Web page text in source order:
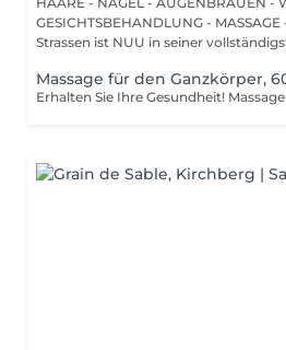
GESICHTSBEHANDLUNG -
Strassen ist NUU in seiner
Massage für den Ganzkörper,